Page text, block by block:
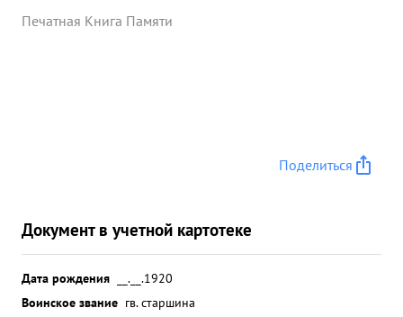
Печатная Книга Памяти
Поделиться
Документ в учетной картотеке
Дата рождения
__.__.1920
Воинское звание гв. старшина